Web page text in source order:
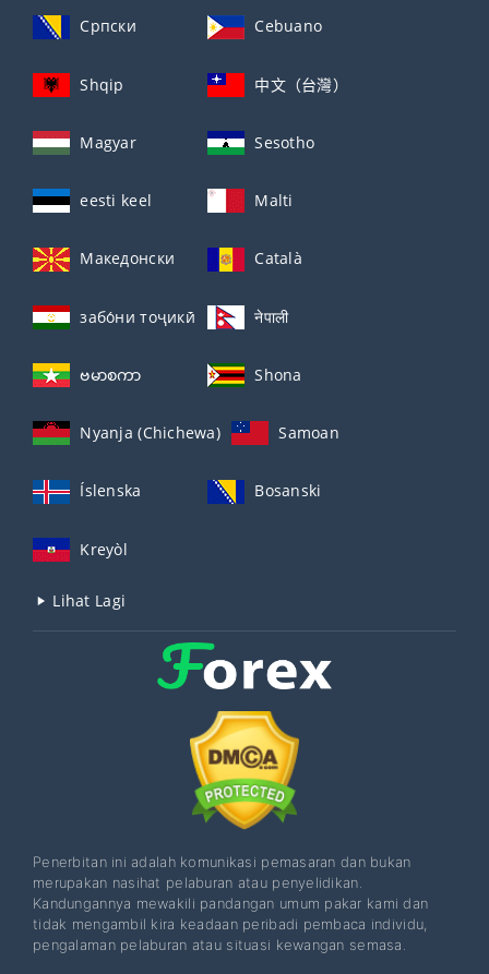
Српски Cebuano
Shqip 中文（台灣）
Magyar Sesotho
eesti keel Malti
Македонски Català
забо́ни тоҷикӣ́ नेपाली
ဗမာစကာ Shona
Nyanja (Chichewa) Samoan
Íslenska Bosanski
Kreyòl
Lihat Lagi
Penerbitan ini adalah komunikasi pemasaran dan bukan
merupakan nasihat pelaburan atau penyelidikan.
Kandungannya mewakili pandangan umum pakar kami dan
tidak mengambil kira keadaan peribadi pembaca individu,
pengalaman pelaburan atau situasi kewangan semasa.